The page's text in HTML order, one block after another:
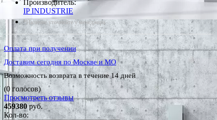
Производитель:
IP INDUSTRIE
*Наличие уточняйте у менеджера
Оплата при получении
Доставим сегодня по Москве и МО
Возможность возврата в течение 14 дней
(0 голосов)
Просмотреть отзывы
459380руб.
Кол-во: